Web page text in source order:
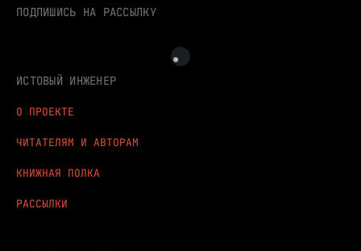
ИСТОВЫЙ ИНЖЕНЕР
О ПРОЕКТЕ
ЧИТАТЕЛЯМ И АВТОРАМ
КНИЖНАЯ ПОЛКА
РАССЫЛКИ
ПОДПИШИСЬ НА РАССЫЛКУ